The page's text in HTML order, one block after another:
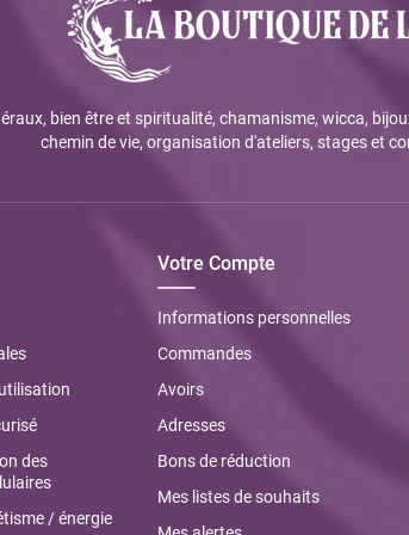
bien être et spiritualité, chamanisme, wicca,
chemin de vie, organisation d'ateliers, stages et
des
/ énergie
Votre Compte
Informations personnelles
Commandes
Avoirs
Adresses
Bons de réduction
Mes listes de souhaits